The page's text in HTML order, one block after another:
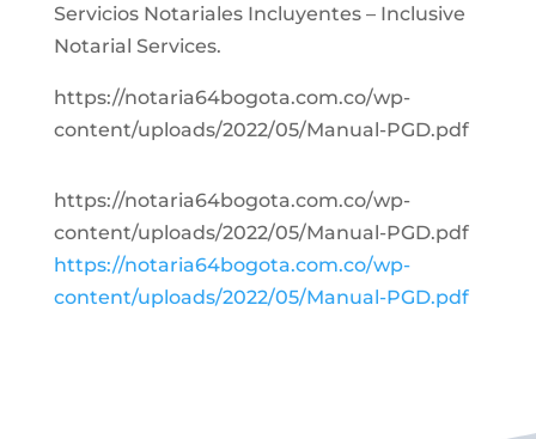
Servicios Notariales Incluyentes – Inclusive
Notarial Services.
https://notaria64bogota.com.co/wp-
content/uploads/2022/05/Manual-PGD.pdf
https://notaria64bogota.com.co/wp-
content/uploads/2022/05/Manual-PGD.pdf
https://notaria64bogota.com.co/wp-
content/uploads/2022/05/Manual-PGD.pdf